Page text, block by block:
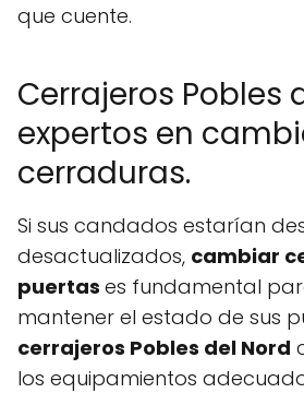
que cuente.
Cerrajeros Pobles
expertos en
cerraduras.
Si sus candados estarían
desactualizados, cambiar
puertas es fundamental
mantener el estado de sus
cerrajeros Pobles del Nord
los equipamientos